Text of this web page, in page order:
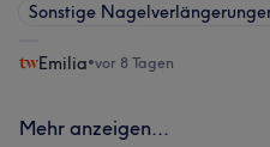
Sonstige
Emilia•vor 8 Tagen
Mehr anzeigen...